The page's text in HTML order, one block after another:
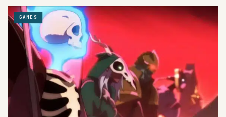
GAMES